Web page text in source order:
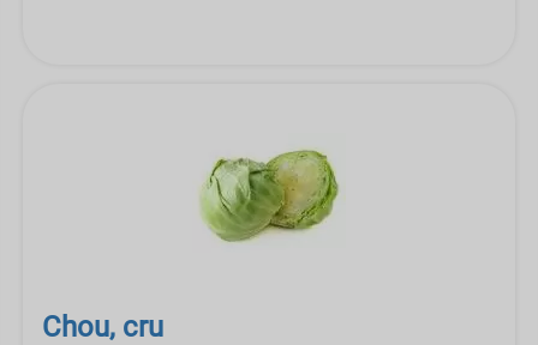
Chou, cru